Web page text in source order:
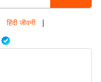
हिंदी जीवनी |